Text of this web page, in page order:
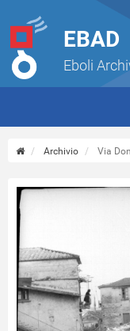
EBAD
Eboli
Archivio Via